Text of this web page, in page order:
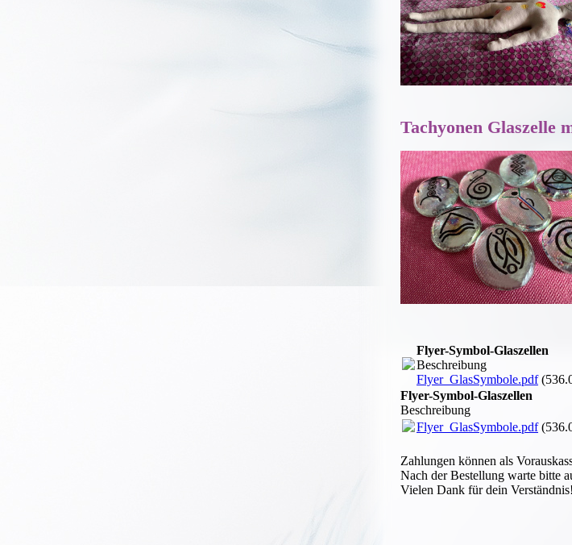
Tachyonen Glaszelle
Flyer-Symbol-Glaszellen
Beschreibung
Flyer_GlasSymbole.pdf
Flyer-Symbol-Glaszellen
Beschreibung
Flyer_GlasSymbole.pdf
Zahlungen können als
Nach der Bestellung warte bitte
Vielen Dank für dein Verständnis!